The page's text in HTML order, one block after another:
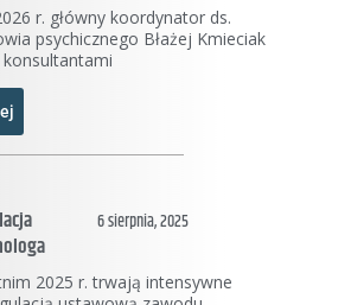
r. główny koordynator ds.
psychicznego Błażej Kmieciak
konsultantami
6 sierpnia, 2025
2025 r. trwają intensywne